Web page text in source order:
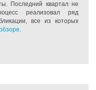
Последний квартал не
реализовал ряд
все из которых